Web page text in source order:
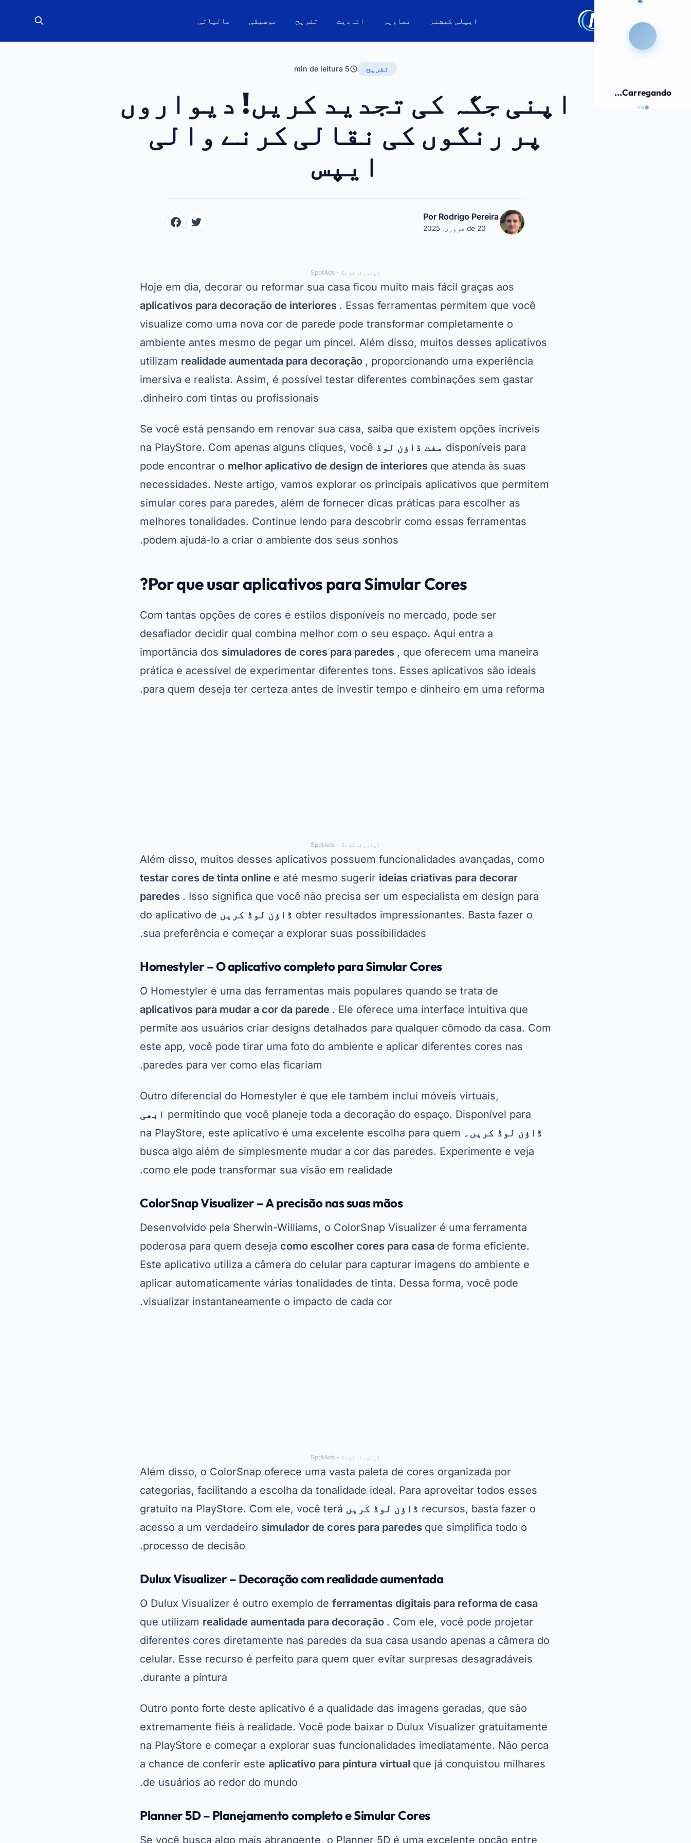
Carregando...
ایپلی کیشنز تصاویر افادیت تفریح موسیقی مالیاتی
تفریح 5 min de leitura
اپنی جگہ کی تجدید کریں! دیواروں
پر رنگوں کی نقالی کرنے والی
ایپس
Por Rodrigo Pereira
20 de فروری, 2025
ایڈورٹائزنگ - SpotAds
Hoje em dia, decorar ou reformar sua casa ficou muito mais fácil graças aos
aplicativos para decoração de interiores . Essas ferramentas permitem que você
visualize como uma nova cor de parede pode transformar completamente o
ambiente antes mesmo de pegar um pincel. Além disso, muitos desses aplicativos
utilizam realidade aumentada para decoração , proporcionando uma experiência
imersiva e realista. Assim, é possível testar diferentes combinações sem gastar
dinheiro com tintas ou profissionais.
Se você está pensando em renovar sua casa, saiba que existem opções incríveis
disponíveis para مفت ڈاؤن لوڈ na PlayStore. Com apenas alguns cliques, você
pode encontrar o melhor aplicativo de design de interiores que atenda às suas
necessidades. Neste artigo, vamos explorar os principais aplicativos que permitem
simular cores para paredes, além de fornecer dicas práticas para escolher as
melhores tonalidades. Continue lendo para descobrir como essas ferramentas
podem ajudá-lo a criar o ambiente dos seus sonhos.
Por que usar aplicativos para Simular Cores?
Com tantas opções de cores e estilos disponíveis no mercado, pode ser
desafiador decidir qual combina melhor com o seu espaço. Aqui entra a
importância dos simuladores de cores para paredes , que oferecem uma maneira
prática e acessível de experimentar diferentes tons. Esses aplicativos são ideais
para quem deseja ter certeza antes de investir tempo e dinheiro em uma reforma.
O Homestyler é uma das ferramentas mais populares quando se trata de
aplicativos para mudar a cor da parede. Ele oferece uma interface intuitiva que
permite aos usuários criar designs detalhados para qualquer cômodo da casa. Com
este app, você pode tirar uma foto do ambiente e aplicar diferentes cores nas
paredes para ver como elas ficariam.
Outro diferencial do Homestyler é que ele também inclui móveis virtuais,
permitindo que você planeje toda a decoração do espaço. Disponível para ابھی
ڈاؤن لوڈ کریں۔na PlayStore, este aplicativo é uma excelente escolha para quem
busca algo além de simplesmente mudar a cor das paredes. Experimente e veja
como ele pode transformar sua visão em realidade.
ColorSnap Visualizer – A precisão nas suas mãos
Desenvolvido pela Sherwin-Williams, o ColorSnap Visualizer é uma ferramenta
poderosa para quem desejacomo escolher cores para casade forma eficiente.
Este aplicativo utiliza a câmera do celular para capturar imagens do ambiente e
aplicar automaticamente várias tonalidades de tinta. Dessa forma, você pode
visualizar instantaneamente o impacto de cada cor.
ایڈورٹائزنگ - SpotAds
categorias, facilitando a escolha da tonalidade ideal. Para aproveitar todos esses
recursos, basta fazer o ڈاؤن لوڈ کریںgratuito na PlayStore. Com ele, você terá
acesso a um verdadeirosimulador de cores para paredesque simplifica todo o
processo de decisão.
extremamente fiéis à realidade. Você pode baixar o Dulux Visualizer gratuitamente
na PlayStore e começar a explorar suas funcionalidades imediatamente. Não perca
a chance de conferir esteaplicativo para pintura virtual que já conquistou milhares
de usuários ao redor do mundo.
Se você busca algo mais abrangente, o Planner 5D é uma excelente opção entre
osmelhores aplicativos de design de interiores. Além de permitir alterar a cor das
paredes, ele também oferece recursos avançados para planejar o layout completo
do ambiente. Isso inclui a disposição de móveis, iluminação e até texturas.
ایڈورٹائزنگ - SpotAds
Este aplicativo é perfeito para quem deseja criar um projeto detalhado antes de
ferramenta versátil que atende tanto iniciantes quanto profissionais. Com ele, você
pode transformar suas ideias em planos concretos e executáveis.
Houzz – Inspiração e praticidade em um só lugar
também oferece uma enorme biblioteca de fotos de projetos de decoração,